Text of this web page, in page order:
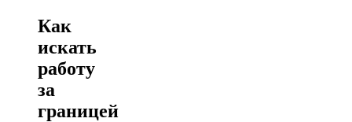
Как
искать
работу
за
границей